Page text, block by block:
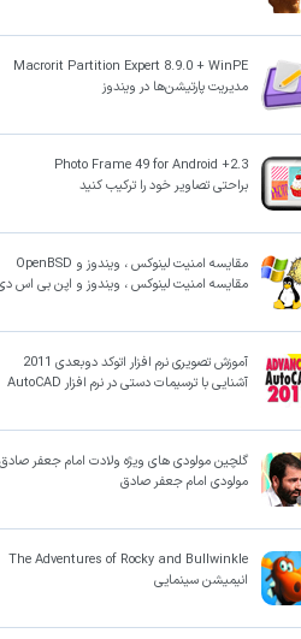
Macrorit Partition Expert 8.9.0 + WinPE
مدیریت پارتیشن‌ها در ویندوز
Photo Frame 49 for Android +2.3
براحتی تصاویر خود را ترکیب کنید
مقایسه امنیت لینوکس ، ویندوز و OpenBSD
مقایسه امنیت لینوکس ، ویندوز و اپن بی اس
آموزش تصویری نرم افزار اتوکد دوبعدی 2011
آشنایی با ترسیمات دستی در نرم افزار AutoCAD
گلچین مولودی های ویژه ولادت امام جعفر
مولودی امام جعفر صادق
The Adventures of Rocky and Bullwinkle
انیمیشن سینمایی